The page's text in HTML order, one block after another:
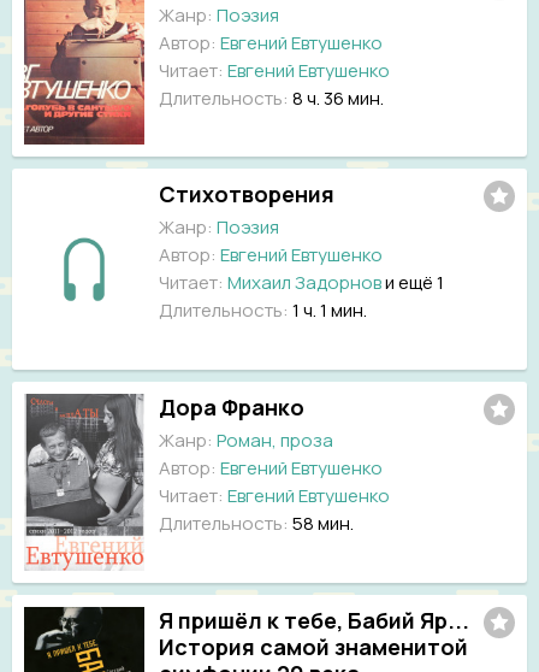
Жанр: Поэзия
Автор: Евгений Евтушенко
Читает: Евгений Евтушенко
Длительность: 8 ч. 36 мин.
Стихотворения
Жанр: Поэзия
Автор: Евгений Евтушенко
Читает: Михаил Задорнови ещё 1
Длительность: 1 ч. 1 мин.
Дора Франко
Жанр: Роман, проза
Автор: Евгений Евтушенко
Читает: Евгений Евтушенко
Длительность: 58 мин.
Я пришёл к тебе, Бабий Яр...
История самой знаменитой